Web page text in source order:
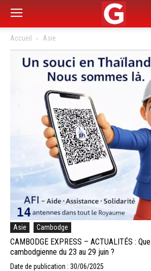
Accueil Asie
Asie Cambodge
CAMBODGE EXPRESS – ACTUALITÉS :
cambodgienne du 23 au 29 juin ?
Date de publication : 30/06/2025